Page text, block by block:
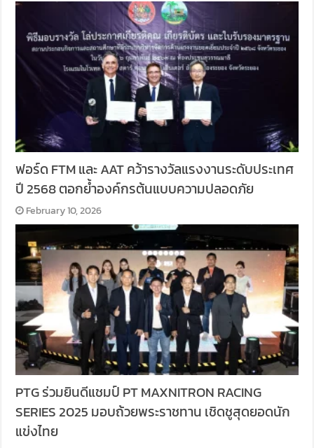
ฟอร์ด FTM และ AAT คว้ารางวัลแรงงานระดับประเทศ
ปี 2568 ตอกย้ำองค์กรต้นแบบความปลอดภัย
February 10, 2026
PTG ร่วมยินดีแชมป์ PT MAXNITRON RACING
SERIES 2025 มอบถ้วยพระราชทาน เชิดชูสุดยอดนัก
แข่งไทย